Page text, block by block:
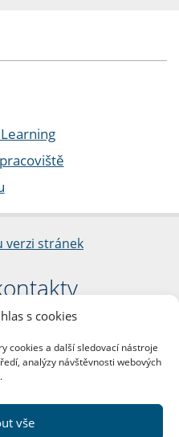
s cookies
cookies a další sledovací nástroje
analýzy návštěvnosti webových
vše
verzi stránek
fakulta
1/2
1